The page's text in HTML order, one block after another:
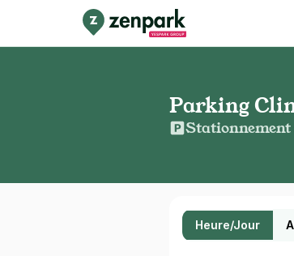
Parking
Stationnement
Heure/Jour